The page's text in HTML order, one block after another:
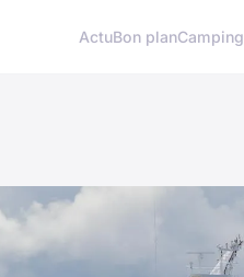
ActuBon planCamping